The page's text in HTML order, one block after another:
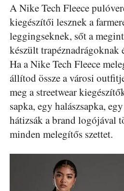
A Nike Tech Fleece
kiegészítői lesznek a
leggingseknek, sőt a
készült trapéznadrágoknak
Ha a Nike Tech Fleece
állítod össze a városi
meg a streetwear
sapka, egy halászsapka,
hátizsák a brand logójával
minden melegítős szettet.